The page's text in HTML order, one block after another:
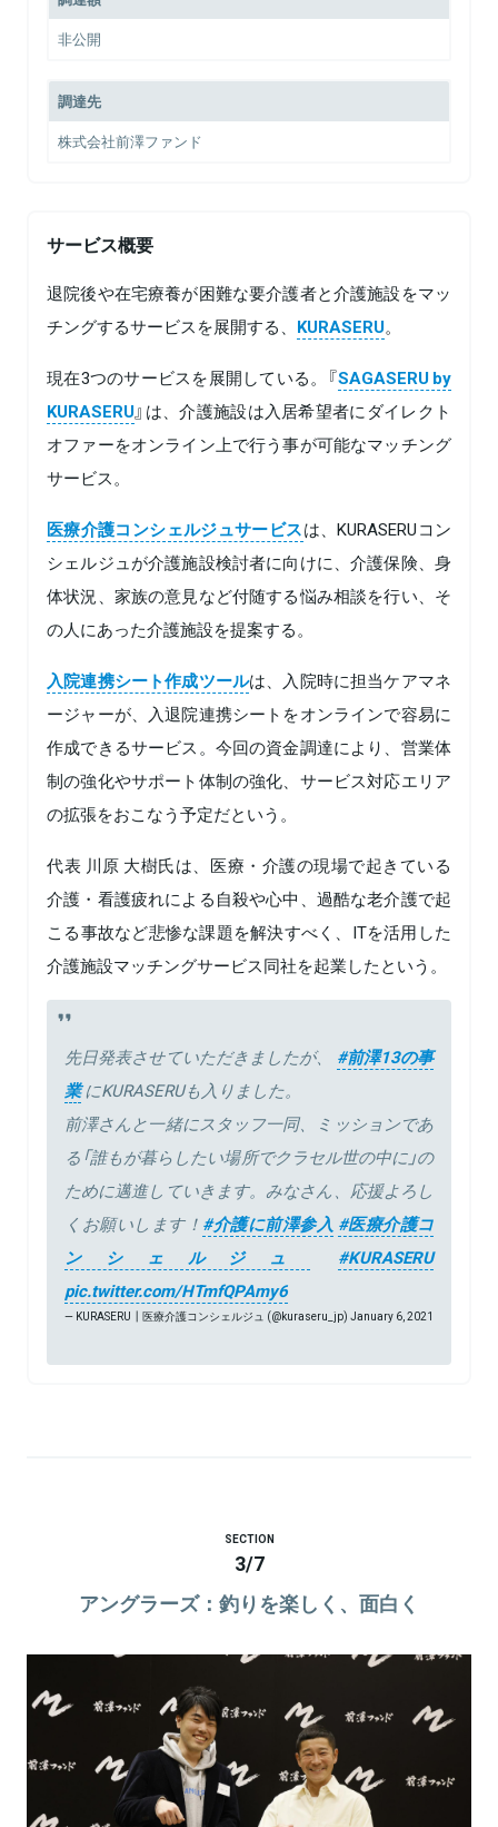
非公開
調達先
株式会社前澤ファンド
サービス概要
退院後や在宅療養が困難な要介護者と介護施設をマッ
チングするサービスを展開する、 KURASERU。
現在3つのサービスを展開している。『SAGASERU by
KURASERU』は、介護施設は入居希望者にダイレクト
オファーをオンライン上で行う事が可能なマッチング
サービス。
医療介護コンシェルジュサービスは、KURASERUコン
シェルジュが介護施設検討者に向けに、介護保険、身
体状況、家族の意見など付随する悩み相談を行い、そ
の人にあった介護施設を提案する。
入院連携シート作成ツールは、入院時に担当ケアマネ
ージャーが、入退院連携シートをオンラインで容易に
作成できるサービス。今回の資金調達により、営業体
制の強化やサポート体制の強化、サービス対応エリア
の拡張をおこなう予定だという。
代表 川原 大樹氏は、医療・介護の現場で起きている
介護・看護疲れによる自殺や心中、過酷な老介護で起
こる事故など悲惨な課題を解決すべく、ITを活用した
介護施設マッチングサービス同社を起業したという。
先日発表させていただきましたが、 #前澤13の事
業にKURASERUも入りました。
前澤さんと一緒にスタッフ一同、ミッションであ
る「誰もが暮らしたい場所でクラセル世の中に」の
ために邁進していきます。みなさん、応援よろし
くお願いします！ #介護に前澤参入 #医療介護コ
ンシェルジュ
#KURASERU
pic.twitter.com/HTmfQPAmy6
— KURASERU┃医療介護コンシェルジュ (@kuraseru_jp) January 6, 2021
SECTION
3/7
アングラーズ：釣りを楽しく、面白く